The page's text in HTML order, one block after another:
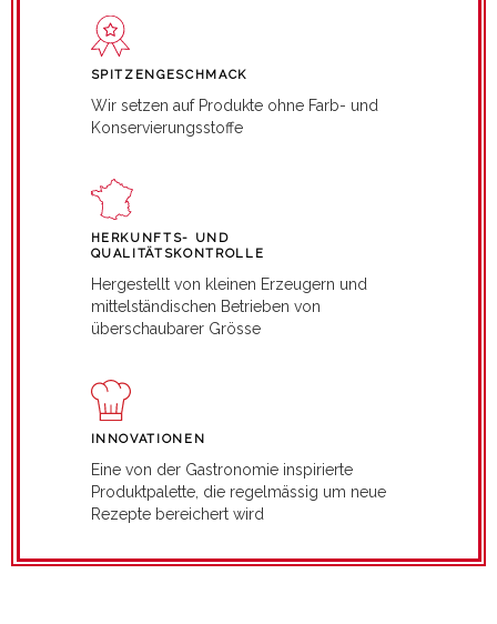
SPITZENGESCHMACK
Wir setzen auf Produkte ohne Farb- und
Konservierungsstoffe
HERKUNFTS- UND
QUALITÄTSKONTROLLE
Hergestellt von kleinen Erzeugern und
mittelständischen Betrieben von
überschaubarer Grösse
INNOVATIONEN
Eine von der Gastronomie inspirierte
Produktpalette, die regelmässig um neue
Rezepte bereichert wird